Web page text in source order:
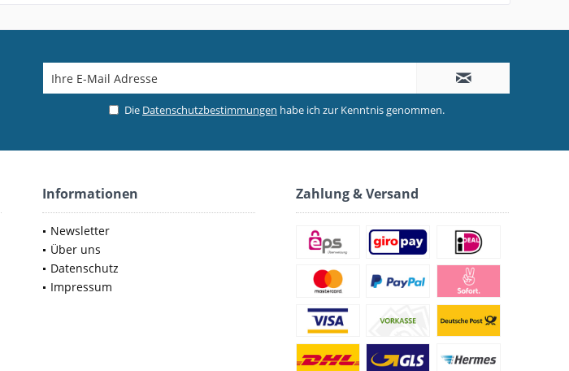
Die Datenschutzbestimmungen habe ich zur Kenntnis genommen.
Informationen
Newsletter
Über uns
Datenschutz
Impressum
Zahlung & Versand